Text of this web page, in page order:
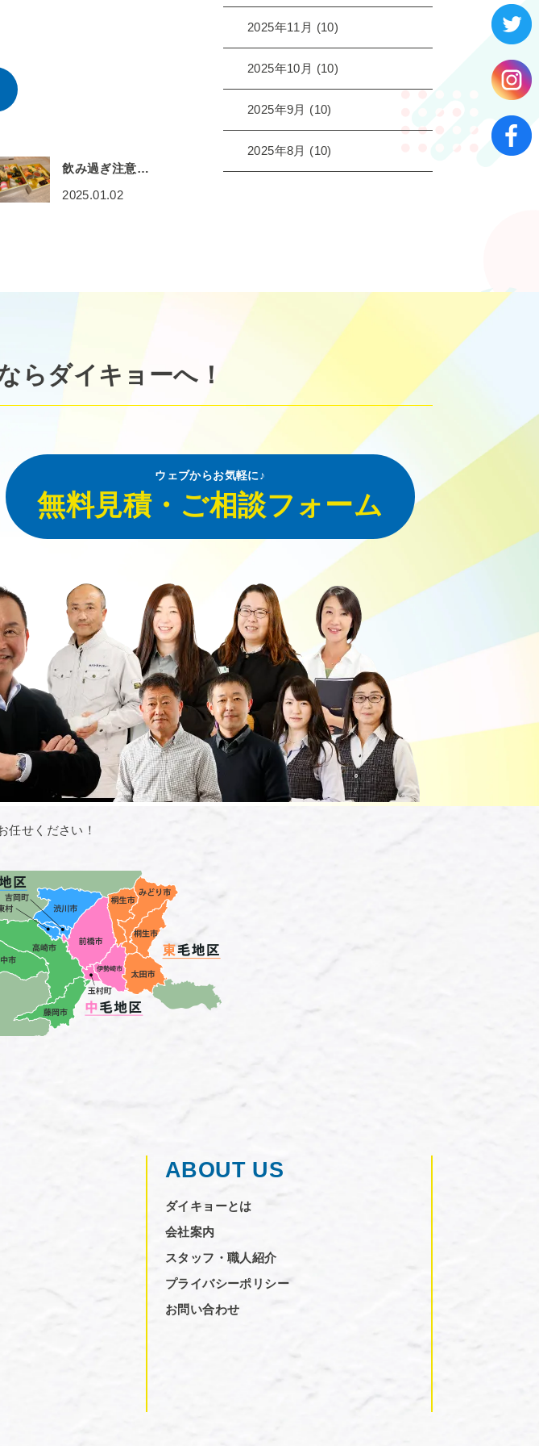
飲み過ぎ注意…
2025.01.02
2025年11月 (10)
2025年10月 (10)
2025年9月 (10)
2025年8月 (10)
らダイキョーへ！
ウェブからお気軽に♪
無料見積・ご相談フォーム
任せください！
ABOUT US
ダイキョーとは
会社案内
スタッフ・職人紹介
プライバシーポリシー
お問い合わせ